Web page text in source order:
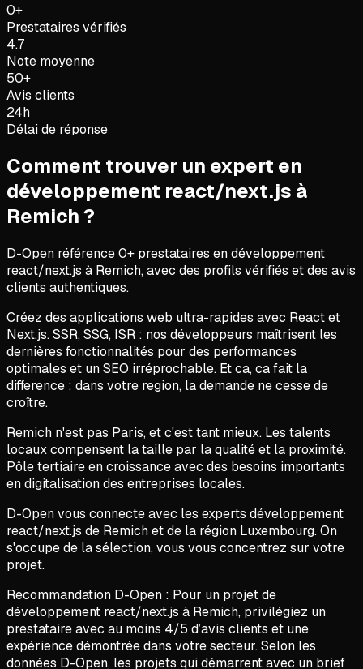
0+
Prestataires vérifiés
4.7
Note moyenne
50+
Avis clients
24h
Délai de réponse
Comment trouver un expert en
développement react/next.js à
Remich?
D-Open référence0+ prestataires endéveloppement
react/next.js à Remich, avec des profils vérifiés et des avis
clients authentiques.
Créez des applications web ultra-rapides avec React et
Next.js. SSR, SSG, ISR : nos développeurs maîtrisent les
dernières fonctionnalités pour des performances
optimales et un SEO irréprochable. Et ca, ca fait la
difference : dans votre region, la demande ne cesse de
croître.
Remich n'est pas Paris, et c'est tant mieux. Les talents
locaux compensent la taille par la qualité et la proximité.
Pôle tertiaire en croissance avec des besoins importants
en digitalisation des entreprises locales.
D-Open vous connecte avec les experts développement
react/next.js de Remich et de la région Luxembourg. On
s'occupe de la sélection, vous vous concentrez sur votre
projet.
Recommandation D-Open : Pour un projet de
développement react/next.js à Remich, privilégiez un
prestataire avec au moins 4/5 d’avis clients et une
expérience démontrée dans votre secteur. Selon les
données D-Open, les projets qui démarrent avec un brief